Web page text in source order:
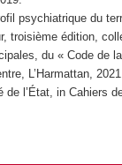
psychiatrique du
troisième édition,
du « Code de
L’Harmattan, 2021.
de l’État, in Cahiers